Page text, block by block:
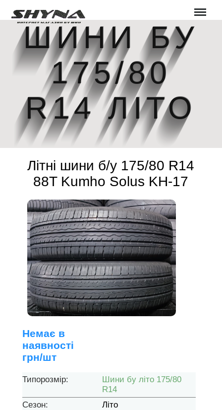
ШИНИ БУ
175/80
R14 ЛІТО
Літні шини б/у 175/80 R14
88T Kumho Solus KH-17
Немає в
наявності
грн/шт
Типорозмір:
Шини бу літо 175/80
R14
Сезон:
Літо